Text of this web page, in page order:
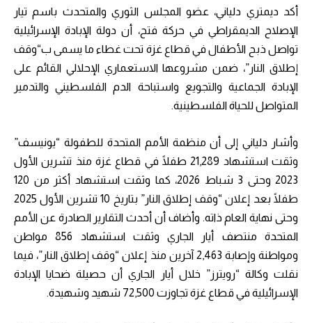
أكد ديمتري دلياني، عضو المجلس الثوري والمتحدث باسم تيار
الإصلاح الديمقراطي في حركة فتح، أن دولة الإبادة الإسرائيلية
تواصل ذبح الأطفال في قطاع غزة تحت غطاء ما يسمى ب“وقف
إطلاق النار”، ضمن مشروعها الاستعماري الإحلالي القائم على
الإبادة الجماعية والتجويع واستباحة الدم الفلسطيني والتدمير
المتواصل للحياة الفلسطينية.
وأشار دلياني إلى أن منظمة الأمم المتحدة للطفولة “يونيسف”
وثقت استشهاد 21,289 طفلًا في قطاع غزة منذ تشرين الأول
2023 وحتى 3 شباط 2026، كما وثقت استشهاد أكثر من 120
طفلًا بعد إعلان “وقف إطلاق النار” بتاريخ 10 تشرين الأول 2025
وحتى نهاية العام ذاته. وأضاف أن أحدث التقارير الصادرة عن الأمم
المتحدة منتصف أيار الجاري وثقت استشهاد 856 مواطن
ومواطنة وإصابة 2,463 آخرين منذ إعلان “وقف إطلاق النار”، فيما
نقلت وكالة “رويترز” خلال أيار الجاري أن حصيلة ضحايا الإبادة
الإسرائيلية في قطاع غزة تجاوزت 72,500 شهيد وشهيدة.